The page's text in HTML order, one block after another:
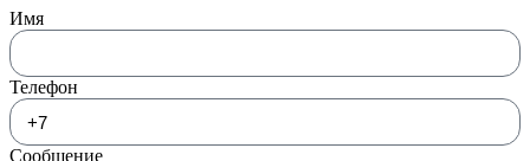
Имя
Телефон
Сообщение